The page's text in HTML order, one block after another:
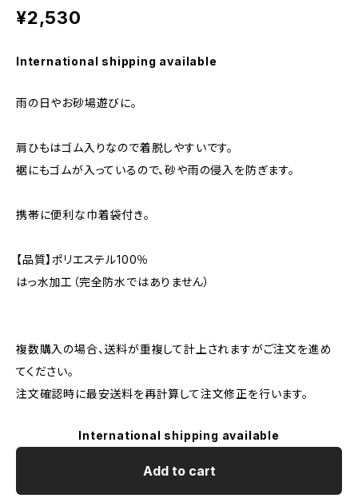
¥2,530
International shipping available
雨の日やお砂場遊びに。
肩ひもはゴム入りなので着脱しやすいです。
裾にもゴムが入っているので、砂や雨の侵入を防ぎます。
携帯に便利な巾着袋付き。
【品質】ポリエステル100％
はっ水加工（完全防水ではありません）
複数購入の場合、送料が重複して計上されますがご注文を進め
てください。
注文確認時に最安送料を再計算して注文修正を行います。
International shipping available
Add to cart